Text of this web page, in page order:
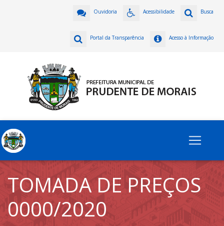
Busca
Acessibilidade
Ouvidoria
Acesso à Informação
Portal da Transparência
TOMADA DE PREÇOS
0000/2020